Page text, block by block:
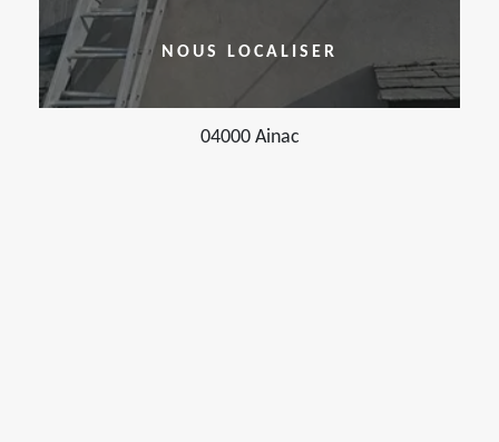
NOUS LOCALISER
04000 Ainac